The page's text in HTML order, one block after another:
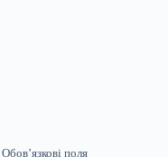
Обов’язкові поля